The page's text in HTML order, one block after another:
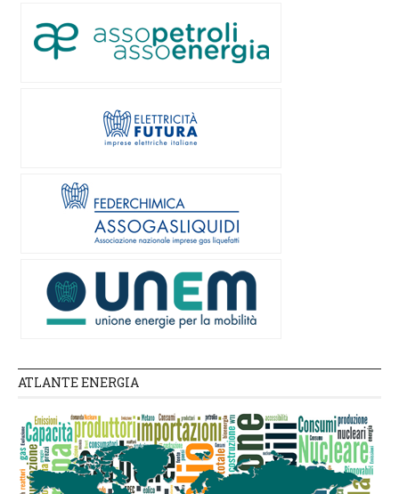
ATLANTE ENERGIA